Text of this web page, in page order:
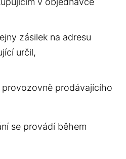
zásilek na adresu
určil,
prodávajícího
se provádí během